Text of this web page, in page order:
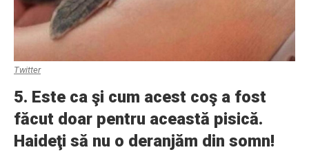
Twitter
5. Este ca şi cum acest coş a fost
făcut doar pentru această pisică.
Haideţi să nu o deranjăm din somn!